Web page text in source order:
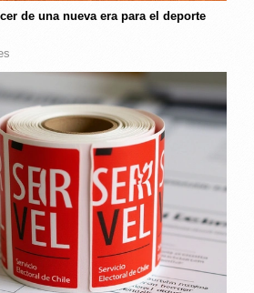
de una nueva era para el deporte